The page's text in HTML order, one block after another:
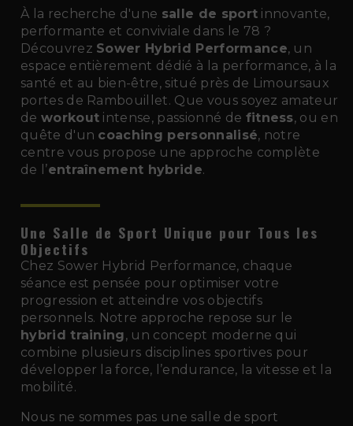
À la recherche d'une salle de sport innovante,
performante et conviviale dans le 78 ?
Découvrez Sower Hybrid Performance, un
espace entièrement dédié à la performance, à la
santé et au bien-être, situé près de Limoursaux
portes de Rambouillet. Que vous soyez amateur
de workout intense, passionné de fitness, ou en
quête d'un coaching personnalisé, notre
centre vous propose une approche complète
de l’entraînement hybride.
Une Salle de Sport Unique pour Tous les
Objectifs
Chez Sower Hybrid Performance, chaque
séance est pensée pour optimiser votre
progression et atteindre vos objectifs
personnels. Notre approche repose sur le
hybrid training, un concept moderne qui
combine plusieurs disciplines sportives pour
développer la force, l’endurance, la vitesse et la
mobilité.
Nous ne sommes pas une salle de sport